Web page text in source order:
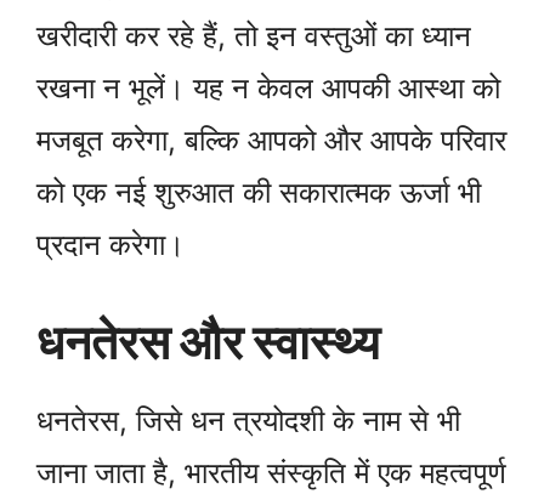
खरीदारी कर रहे हैं, तो इन वस्तुओं का ध्यान
रखना न भूलें। यह न केवल आपकी आस्था को
मजबूत करेगा, बल्कि आपको और आपके परिवार
को एक नई शुरुआत की सकारात्मक ऊर्जा भी
प्रदान करेगा।
धनतेरस और स्वास्थ्य
धनतेरस, जिसे धन त्रयोदशी के नाम से भी
जाना जाता है, भारतीय संस्कृति में एक महत्वपूर्ण